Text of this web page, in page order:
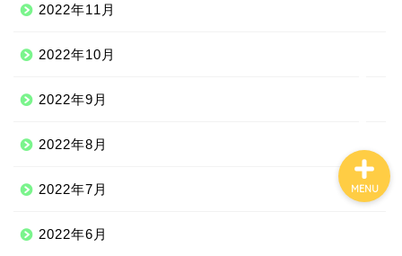
2022年11月
2022年10月
2022年9月
2022年8月
2022年7月
2022年6月
MENU